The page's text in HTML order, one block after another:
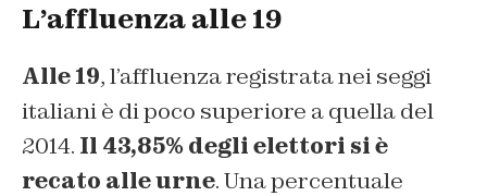
L’affluenza alle 19
Alle 19, l’affluenza registrata nei seggi
italiani è di poco superiore a quella del
2014. Il 43,85% degli elettori si è
recato alle urne. Una percentuale